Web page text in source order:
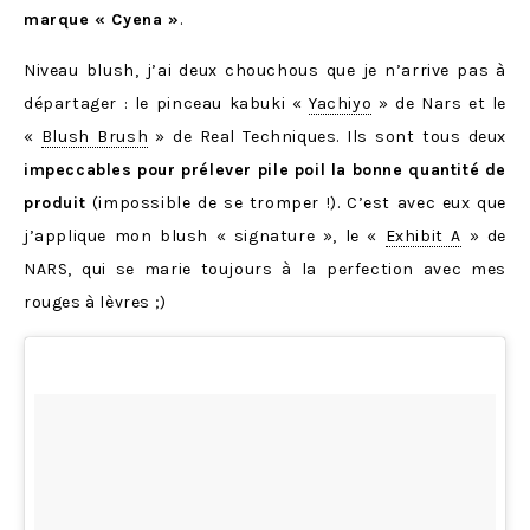
marque « Cyena ».
Niveau blush, j’ai deux chouchous que je n’arrive pas à
départager : le pinceau kabuki «Yachiyo » de Nars et le
« Blush Brush » de Real Techniques. Ils sont tous deux
impeccables pour prélever pile poil la bonne quantité de
produit (impossible de se tromper !). C’est avec eux que
j’applique mon blush « signature », le « Exhibit A » de
NARS, qui se marie toujours à la perfection avec mes
rouges à lèvres ;)